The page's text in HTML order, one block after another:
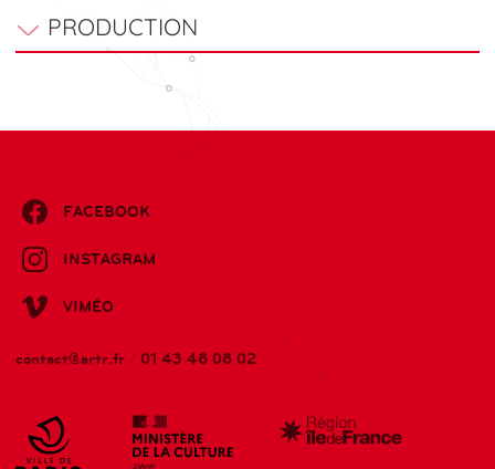
PRODUCTION
FACEBOOK
INSTAGRAM
VIMÉO
contact@artr.fr / 01 43 48 08 02